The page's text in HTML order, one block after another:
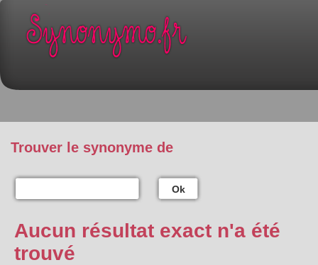
Trouver le synonyme de
Ok
Aucun résultat exact n'a été
trouvé